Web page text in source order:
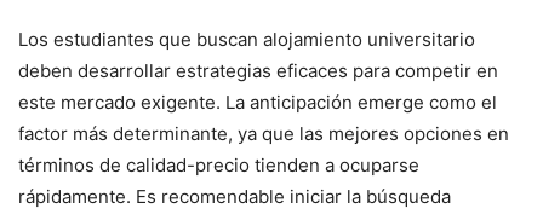
Los estudiantes que buscan alojamiento universitario
deben desarrollar estrategias eficaces para competir en
este mercado exigente. La anticipación emerge como el
factor más determinante, ya que las mejores opciones en
términos de calidad-precio tienden a ocuparse
rápidamente. Es recomendable iniciar la búsqueda